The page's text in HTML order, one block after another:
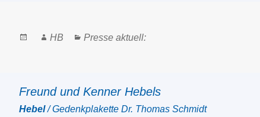
PostedAuthor
HB Categories
Presse aktuell:
Freund und Kenner Hebels
Hebel/ Gedenkplakette Dr. Thomas Schmidt